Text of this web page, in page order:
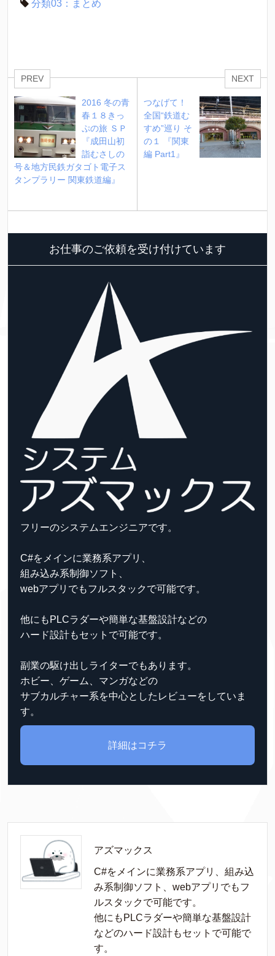
分類03：まとめ
PREV
2016 冬の青
春１８きっ
ぷの旅 ＳＰ
『成田山初
詣むさしの
号＆地方民鉄ガタゴト電子ス
タンプラリー 関東鉄道編』
NEXT
つなげて！
全国“鉄道む
すめ”巡り そ
の１ 『関東
編 Part1』
お仕事のご依頼を受け付けています
フリーのシステムエンジニアです。
C#をメインに業務系アプリ、
組み込み系制御ソフト、
webアプリでもフルスタックで可能です。
他にもPLCラダーや簡単な基盤設計などの
ハード設計もセットで可能です。
副業の駆け出しライターでもあります。
ホビー、ゲーム、マンガなどの
サブカルチャー系を中心としたレビューをしていま
す。
詳細はコチラ
アズマックス
C#をメインに業務系アプリ、組み込
み系制御ソフト、webアプリでもフ
ルスタックで可能です。
他にもPLCラダーや簡単な基盤設計
などのハード設計もセットで可能で
す。